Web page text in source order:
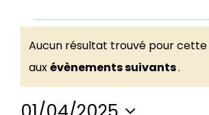
Notice
Aucun résultat trouvé pour cette
auxévènements suivants.